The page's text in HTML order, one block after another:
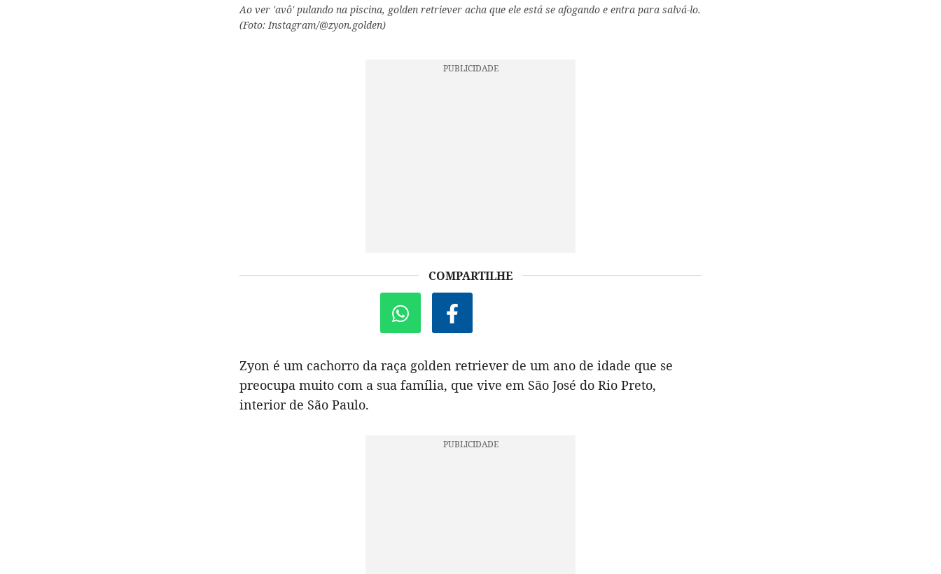
Ao ver 'avô' pulando na piscina, golden retriever acha que ele está se afogando e entra para salvá-lo.
(Foto: Instagram/@zyon.golden)
COMPARTILHE
Zyon é um cachorro da raça golden retriever de um ano de idade que se
preocupa muito com a sua família, que vive em São José do Rio Preto,
interior de São Paulo.